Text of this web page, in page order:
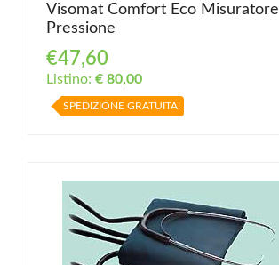
Visomat Comfort Eco Misuratore
Pressione
€47,60
Listino: € 80,00
SPEDIZIONE GRATUITA!